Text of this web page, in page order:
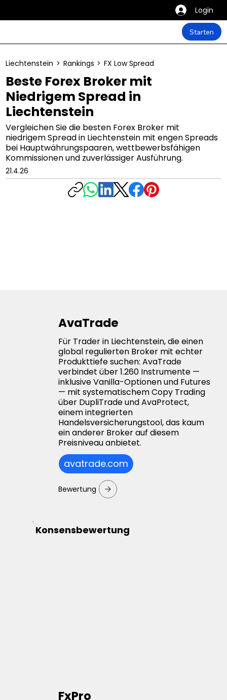
Login
Starten
Beste Forex Broker mit
Niedrigem Spread in
Liechtenstein
Vergleichen Sie die besten Forex Broker mit
niedrigem Spread in Liechtenstein mit engen Spreads
bei Hauptwährungspaaren, wettbewerbsfähigen
Kommissionen und zuverlässiger Ausführung.
Liechtenstein > Rankings > FX Low Spread
21.4.26
AvaTrade
Für Trader in Liechtenstein, die einen
global regulierten Broker mit echter
Produkttiefe suchen: AvaTrade
verbindet über 1.260 Instrumente —
inklusive Vanilla-Optionen und Futures
— mit systematischem Copy Trading
über DupliTrade und AvaProtect,
einem integrierten
Handelsversicherungstool, das kaum
ein anderer Broker auf diesem
Preisniveau anbietet.
avatrade.com
Bewertung
Konsensbewertung
FxPro